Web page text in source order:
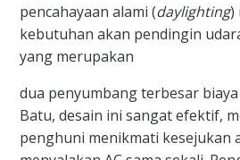
pencahayaan alami (daylighting)
kebutuhan akan pendingin
yang merupakan
dua penyumbang terbesar
Batu, desain ini sangat efektif,
penghuni menikmati kesejukan